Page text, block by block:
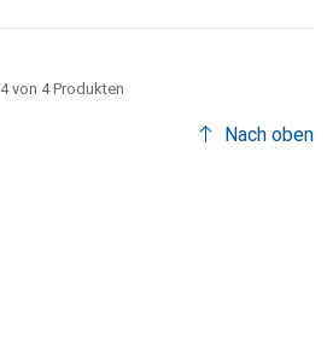
4 von 4 Produkten
Nach oben